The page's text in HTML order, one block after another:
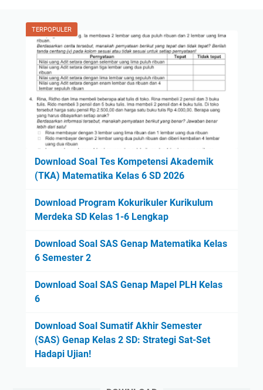
TERPOPULER
Download Soal Tes Kompetensi Akademik
(TKA) Matematika Kelas 6 SD 2026
Download Program Kokurikuler Kurikulum
Merdeka SD Kelas 1-6 Lengkap
Download Soal SAS Genap Matematika Kelas
6 Semester 2
Download Soal SAS Genap Mapel PLH Kelas
6
Download Soal Sumatif Akhir Semester
(SAS) Genap Kelas 2 SD: Strategi Sat-Set
Hadapi Ujian!